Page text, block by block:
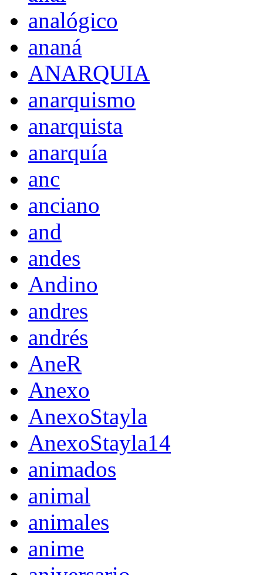
analógico
ananá
ANARQUIA
anarquismo
anarquista
anarquía
anc
anciano
and
andes
Andino
andres
andrés
AneR
Anexo
AnexoStayla
AnexoStayla14
animados
animal
animales
anime